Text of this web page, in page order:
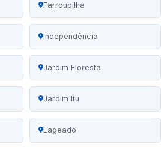
Farroupilha
Independência
Jardim Floresta
Jardim Itu
Lageado